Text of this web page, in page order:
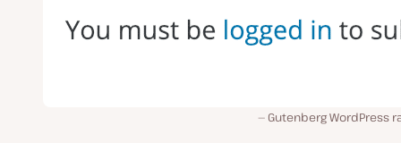
Gutenberg WordPress